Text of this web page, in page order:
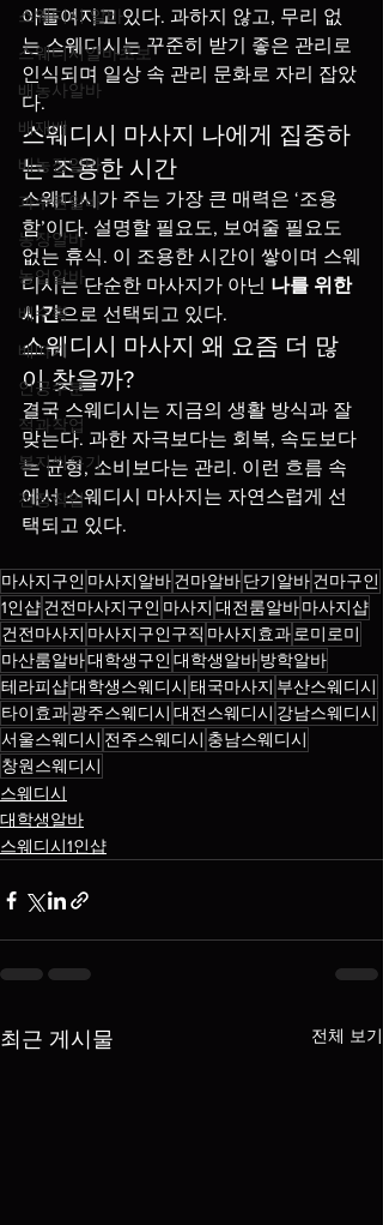
스웨디시 알바
스웨디시알바초보
배농사알바
배재배
배농장알바
과수원알바
농장알바
농업알바
배수확
배따기
인공수분
적과작업
봉지씌우기
전정작업
아들여지고 있다. 과하지 않고, 무리 없
는 스웨디시는 꾸준히 받기 좋은 관리로
인식되며 일상 속 관리 문화로 자리 잡았
다.
스웨디시 마사지 나에게 집중하
는 조용한 시간
스웨디시가 주는 가장 큰 매력은 ‘조용
함’이다. 설명할 필요도, 보여줄 필요도
없는 휴식. 이 조용한 시간이 쌓이며 스웨
디시는 단순한 마사지가 아닌 나를 위한
시간으로 선택되고 있다.
스웨디시 마사지 왜 요즘 더 많
이 찾을까?
결국 스웨디시는 지금의 생활 방식과 잘
맞는다. 과한 자극보다는 회복, 속도보다
는 균형, 소비보다는 관리. 이런 흐름 속
에서 스웨디시 마사지는 자연스럽게 선
택되고 있다.
마사지구인 마사지알바건마알바단기알바건마구인
1인샵건전마사지구인 마사지 대전룸알바마사지샵
건전마사지 마사지구인구직 마사지효과로미로미
마산룸알바대학생구인 대학생알바방학알바
테라피샵대학생스웨디시 태국마사지 부산스웨디시
타이효과광주스웨디시 대전스웨디시 강남스웨디시
서울스웨디시 전주스웨디시 충남스웨디시
창원스웨디시
스웨디시
대학생알바
스웨디시1인샵
최근 게시물 전체 보기